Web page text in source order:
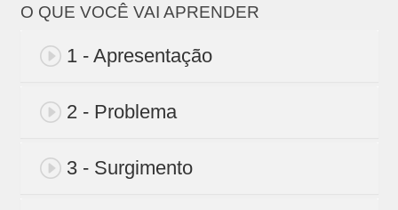
O QUE VOCÊ VAI APRENDER
1 - Apresentação
2 - Problema
3 - Surgimento